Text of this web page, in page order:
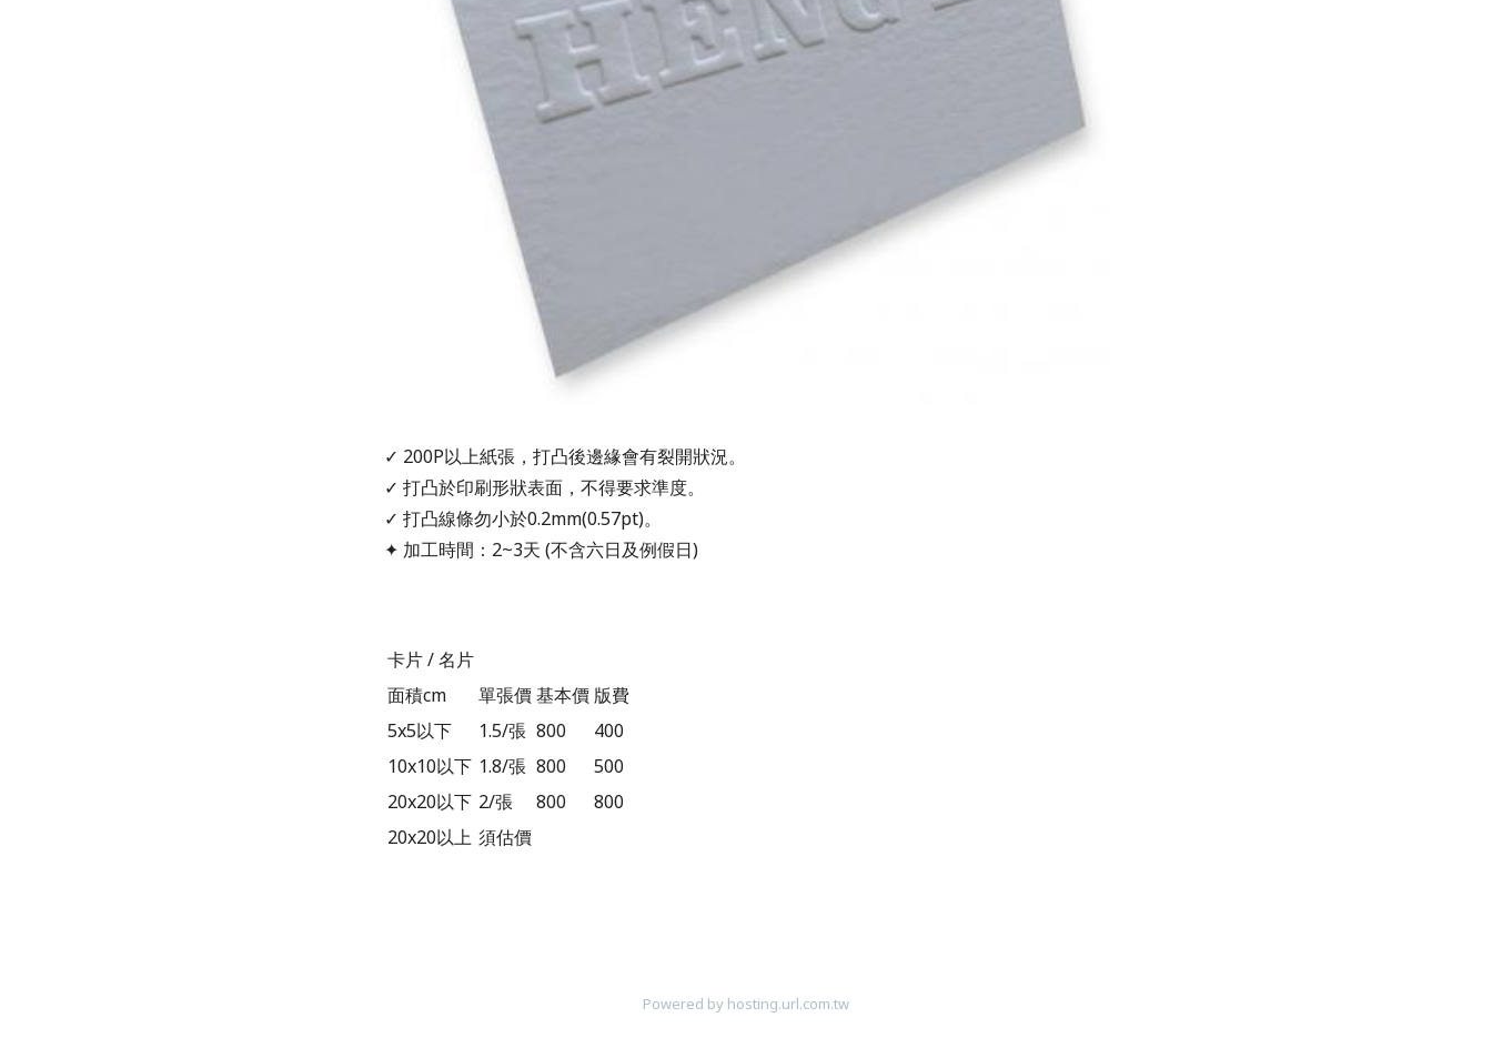
✓ 200P以上紙張，打凸後邊緣會有裂開狀況。
✓ 打凸於印刷形狀表面，不得要求準度。
✓ 打凸線條勿小於0.2mm(0.57pt)。
✦ 加工時間：2~3天 (不含六日及例假日)
卡片 / 名片
面積cm
單張價基本價 版費
5x5以下
1.5/張 800
400
10x10以下 1.8/張 800
500
20x20以下 2/張 800
800
20x20以上 須估價
Powered by hosting.url.com.tw